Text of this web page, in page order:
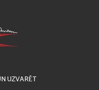
UZVARĒT